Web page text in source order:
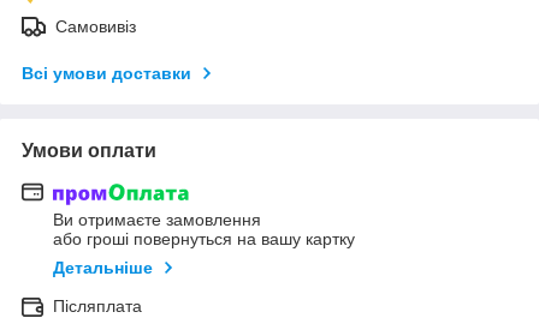
Самовивіз
Всі умови доставки
Умови оплати
Ви отримаєте замовлення
або гроші повернуться на вашу картку
Детальніше
Післяплата